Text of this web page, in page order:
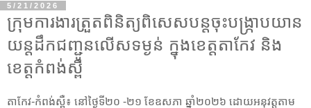
5/21/2026
ក្រុមការងារត្រួតពិនិត្យពិសេសបន្តចុះបង្ក្រាបយាន
យន្តដឹកជញ្ជូនលើសទម្ងន់ ក្នុងខេត្តតាកែវ និង
ខេត្តកំពង់ស្ពឺ
តាកែវ-កំពង់ស្ពឺ៖ នៅថ្ងៃទី២០ -២១ ខែឧសភា ឆ្នាំ២០២៦ ដោយអនុវត្តតាម